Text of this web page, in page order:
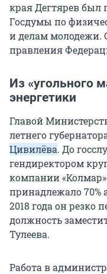
края Дегтярев был
Госдумы по
и делам молодежи.
правления
Из «угольного
энергетики
Главой
летнего
Цивилёва. До
гендиректором
компании
принадлежало
2018 года он резко
должность
Тулеева.
Работа в